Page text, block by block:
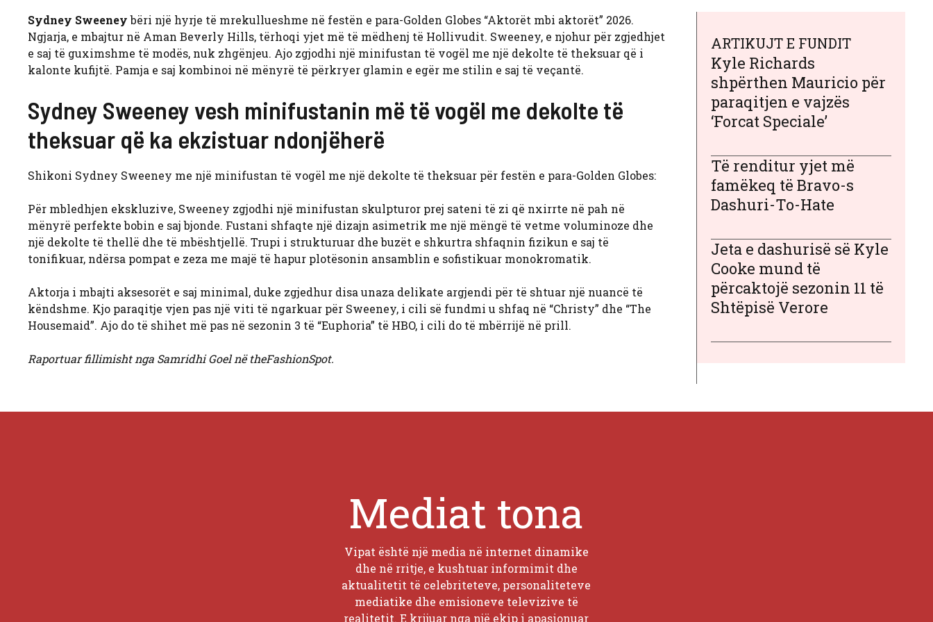
Sydney Sweeneybëri një hyrje të mrekullueshme në festën e para-Golden Globes “Aktorët mbi aktorët” 2026.
Ngjarja, e mbajtur në Aman Beverly Hills, tërhoqi yjet më të mëdhenj të Hollivudit. Sweeney, e njohur për zgjedhjet
e saj të guximshme të modës, nuk zhgënjeu. Ajo zgjodhi një minifustan të vogël me një dekolte të theksuar që i
kalonte kufijtë. Pamja e saj kombinoi në mënyrë të përkryer glamin e egër me stilin e saj të veçantë.
Sydney Sweeney vesh minifustanin më të vogël me dekolte të
theksuar që ka ekzistuar ndonjëherë
Shikoni Sydney Sweeney me një minifustan të vogël me një dekolte të theksuar për festën e para-Golden Globes:
Për mbledhjen ekskluzive, Sweeney zgjodhi një minifustan skulpturor prej sateni të zi që nxirrte në pah në
mënyrë perfekte bobin e saj bjonde. Fustani shfaqte një dizajn asimetrik me një mëngë të vetme voluminoze dhe
një dekolte të thellë dhe të mbështjellë. Trupi i strukturuar dhe buzët e shkurtra shfaqnin fizikun e saj të
tonifikuar, ndërsa pompat e zeza me majë të hapur plotësonin ansamblin e sofistikuar monokromatik.
Aktorja i mbajti aksesorët e saj minimal, duke zgjedhur disa unaza delikate argjendi për të shtuar një nuancë të
këndshme. Kjo paraqitje vjen pas një viti të ngarkuar për Sweeney, i cili së fundmi u shfaq në “Christy” dhe “The
Housemaid”. Ajo do të shihet më pas në sezonin 3 të “Euphoria” të HBO, i cili do të mbërrijë në prill.
Raportuar fillimisht nga Samridhi Goel në theFashionSpot.
ARTIKUJT E FUNDIT
Kyle Richards
shpërthen Mauricio për
paraqitjen e vajzës
‘Forcat Speciale’
Të renditur yjet më
famëkeq të Bravo-s
Dashuri-To-Hate
Jeta e dashurisë së Kyle
Cooke mund të
përcaktojë sezonin 11 të
Shtëpisë Verore
Mediat tona
Vipat është një media në internet dinamike
dhe në rritje, e kushtuar informimit dhe
aktualitetit të celebriteteve, personaliteteve
mediatike dhe emisioneve televizive të
realitetit. E krijuar nga një ekip i apasionuar